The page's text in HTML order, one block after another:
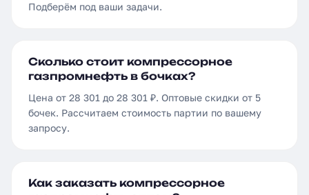
Подберём под ваши задачи.
Сколько стоит компрессорное
газпромнефть в бочках?
Цена от 28 301 до 28 301 ₽. Оптовые скидки от 5
бочек. Рассчитаем стоимость партии по вашему
запросу.
Как заказать компрессорное